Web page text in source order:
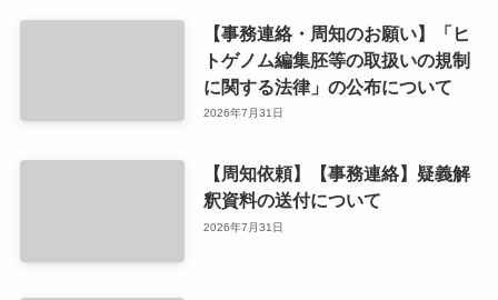
【事務連絡・周知のお願い】「ヒ
トゲノム編集胚等の取扱いの規制
に関する法律」の公布について
2026年7月31日
【周知依頼】【事務連絡】疑義解
釈資料の送付について
2026年7月31日